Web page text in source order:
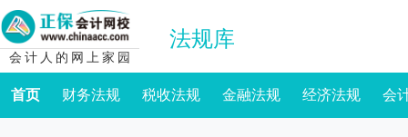
会计人的网上家园
法规库
首页 财务法规 税收法规 金融法规 经济法规 会